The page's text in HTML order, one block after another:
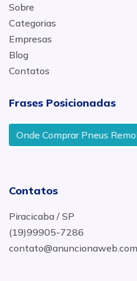
Sobre
Categorias
Empresas
Blog
Contatos
Frases Posicionadas
Onde Comprar Pneus
Contatos
Piracicaba / SP
(19)99905-7286